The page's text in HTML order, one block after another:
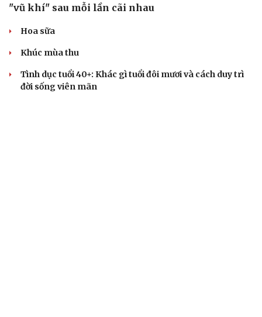
"vũ khí" sau mỗi lần cãi nhau
Hoa sữa
Khúc mùa thu
Tình dục tuổi 40+: Khác gì tuổi đôi mươi và cách duy trì
đời sống viên mãn